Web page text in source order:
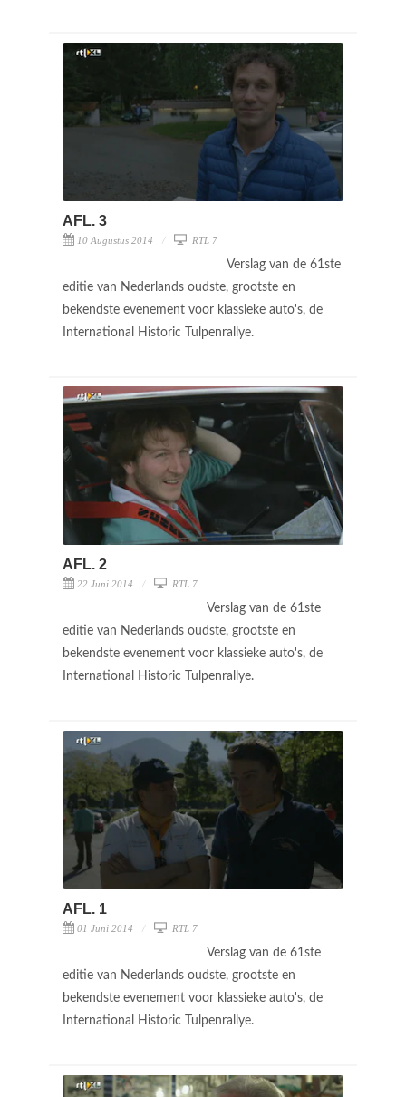
AFL. 3
10 Augustus 2014 RTL 7
Verslag van de 61ste
editie van Nederlands oudste, grootste en
bekendste evenement voor klassieke auto's, de
International Historic Tulpenrallye.
AFL. 2
22 Juni 2014 RTL 7
Verslag van de 61ste
editie van Nederlands oudste, grootste en
bekendste evenement voor klassieke auto's, de
International Historic Tulpenrallye.
AFL. 1
01 Juni 2014 RTL 7
Verslag van de 61ste
editie van Nederlands oudste, grootste en
bekendste evenement voor klassieke auto's, de
International Historic Tulpenrallye.